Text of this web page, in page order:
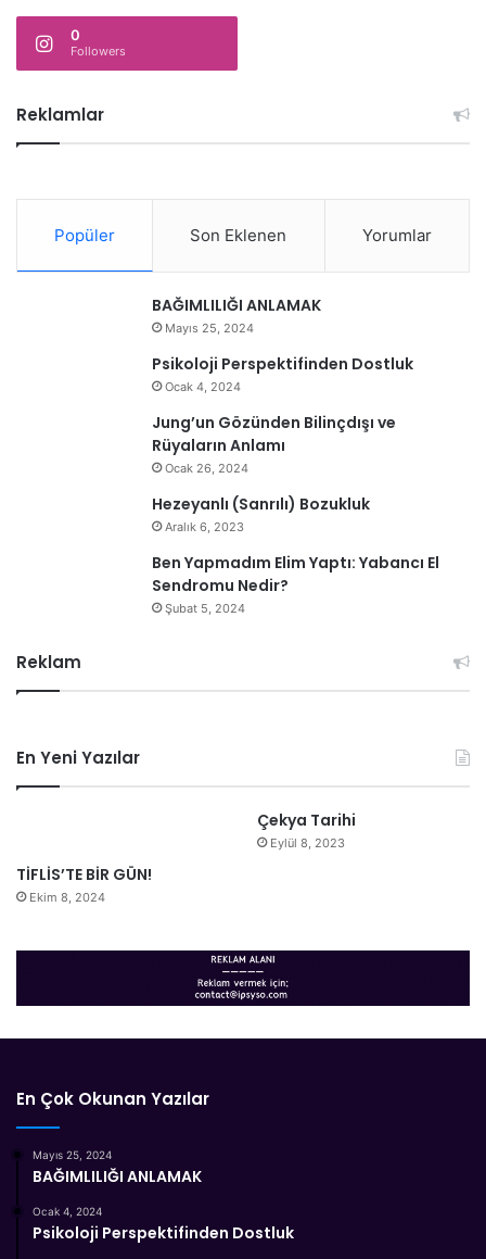
0
Followers
Reklamlar
Popüler Son Eklenen Yorumlar
BAĞIMLILIĞI ANLAMAK
Mayıs 25, 2024
Psikoloji Perspektifinden Dostluk
Ocak 4, 2024
Jung’un Gözünden Bilinçdışı ve
Rüyaların Anlamı
Ocak 26, 2024
Hezeyanlı (Sanrılı) Bozukluk
Aralık 6, 2023
Ben Yapmadım Elim Yaptı: Yabancı El
Sendromu Nedir?
Şubat 5, 2024
Reklam
En Yeni Yazılar
TİFLİS’TE BİR GÜN!
Ekim 8, 2024
Çekya Tarihi
Eylül 8, 2023
En Çok Okunan Yazılar
Mayıs 25, 2024
BAĞIMLILIĞI ANLAMAK
Ocak 4, 2024
Psikoloji Perspektifinden Dostluk